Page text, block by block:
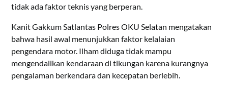
tidak ada faktor teknis yang berperan.
Kanit Gakkum Satlantas Polres OKU Selatan mengatakan
bahwa hasil awal menunjukkan faktor kelalaian
pengendara motor. Ilham diduga tidak mampu
mengendalikan kendaraan di tikungan karena kurangnya
pengalaman berkendara dan kecepatan berlebih.